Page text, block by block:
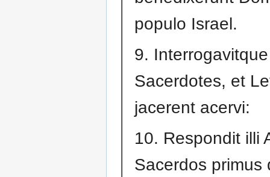
populo Israel.
9.
Sacerdotes, et
jacerent acervi:
10. Respondit illi
Sacerdos primus